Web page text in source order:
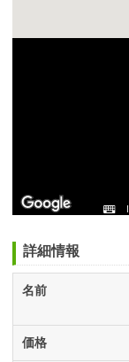
詳細情報
名前
価格